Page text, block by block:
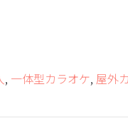
, 一体型カラオケ, 屋外